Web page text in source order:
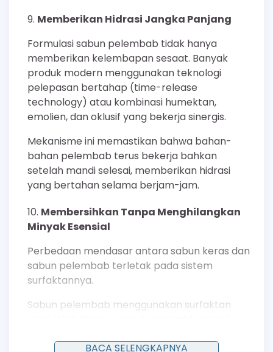
Memberikan Hidrasi Jangka Panjang
Formulasi sabun pelembab tidak hanya
memberikan kelembapan sesaat. Banyak
produk modern menggunakan teknologi
pelepasan bertahap (time-release
technology) atau kombinasi humektan,
emolien, dan oklusif yang bekerja sinergis.
Mekanisme ini memastikan bahwa bahan-
bahan pelembab terus bekerja bahkan
setelah mandi selesai, memberikan hidrasi
yang bertahan selama berjam-jam.
Membersihkan Tanpa Menghilangkan
Minyak Esensial
Perbedaan mendasar antara sabun keras dan
sabun pelembab terletak pada sistem
surfaktannya.
Sabun pelembab menggunakan surfaktan
mampu mengangkat kotoran dan keringat
BACA SELENGKAPNYA